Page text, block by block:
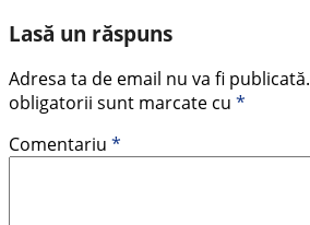
Lasă un răspuns
Adresa ta de email nu va fi publicată.
obligatorii sunt marcate cu *
Comentariu *